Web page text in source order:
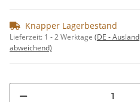
Knapper Lagerbestand
Lieferzeit: 1 - 2 Werktage (DE - Ausland
abweichend)